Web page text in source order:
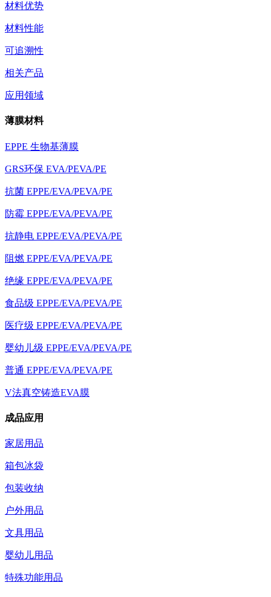
材料优势
材料性能
可追溯性
相关产品
应用领域
薄膜材料
EPPE 生物基薄膜
GRS环保 EVA/PEVA/PE
抗菌 EPPE/EVA/PEVA/PE
防霉 EPPE/EVA/PEVA/PE
抗静电 EPPE/EVA/PEVA/PE
阻燃 EPPE/EVA/PEVA/PE
绝缘 EPPE/EVA/PEVA/PE
食品级 EPPE/EVA/PEVA/PE
医疗级 EPPE/EVA/PEVA/PE
婴幼儿级 EPPE/EVA/PEVA/PE
普通 EPPE/EVA/PEVA/PE
V法真空铸造EVA膜
成品应用
家居用品
箱包冰袋
包装收纳
户外用品
文具用品
婴幼儿用品
特殊功能用品